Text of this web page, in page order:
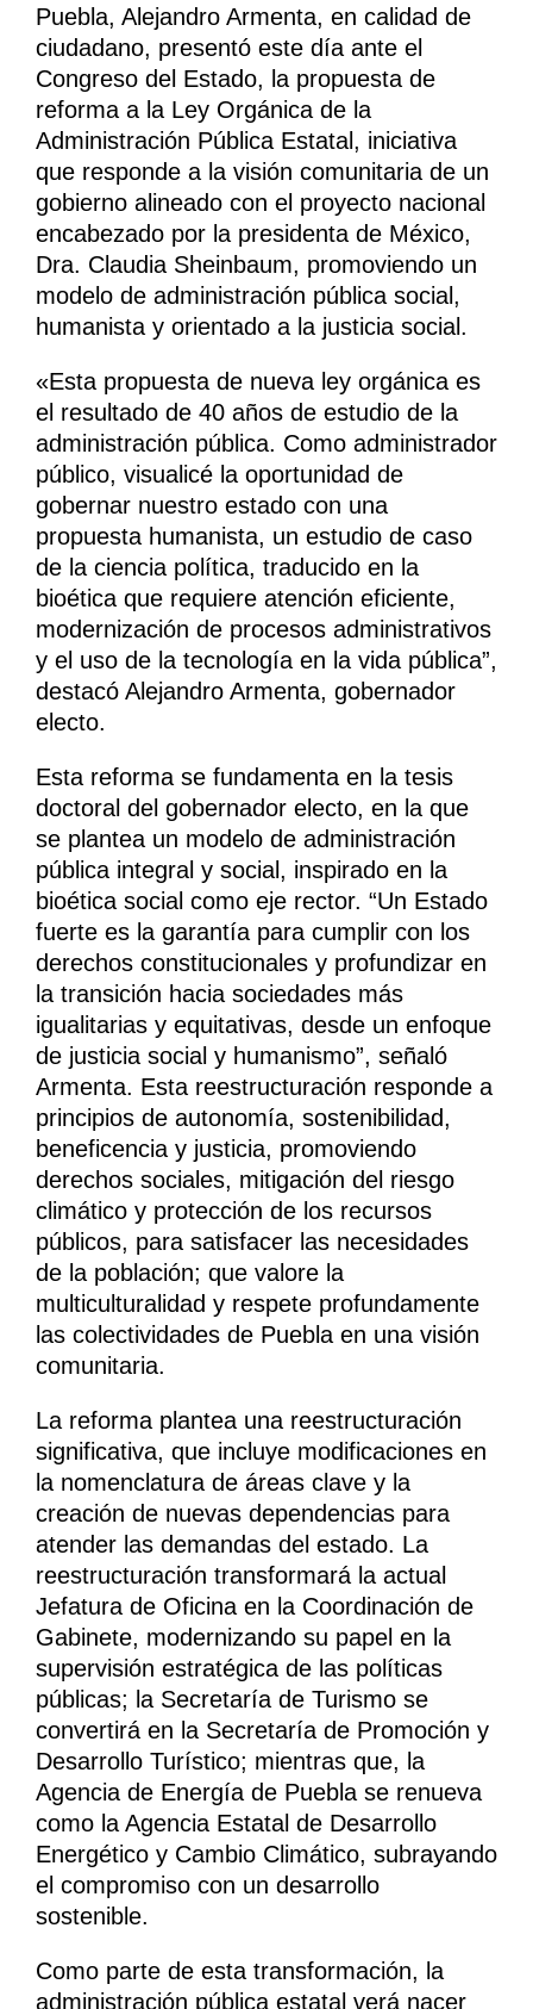
Puebla, Alejandro Armenta, en calidad de
ciudadano, presentó este día ante el
Congreso del Estado, la propuesta de
reforma a la Ley Orgánica de la
Administración Pública Estatal, iniciativa
que responde a la visión comunitaria de un
gobierno alineado con el proyecto nacional
encabezado por la presidenta de México,
Dra. Claudia Sheinbaum, promoviendo un
modelo de administración pública social,
humanista y orientado a la justicia social.
«Esta propuesta de nueva ley orgánica es
el resultado de 40 años de estudio de la
administración pública. Como administrador
público, visualicé la oportunidad de
gobernar nuestro estado con una
propuesta humanista, un estudio de caso
de la ciencia política, traducido en la
bioética que requiere atención eficiente,
modernización de procesos administrativos
y el uso de la tecnología en la vida pública”,
destacó Alejandro Armenta, gobernador
electo.
Esta reforma se fundamenta en la tesis
doctoral del gobernador electo, en la que
se plantea un modelo de administración
pública integral y social, inspirado en la
bioética social como eje rector. “Un Estado
fuerte es la garantía para cumplir con los
derechos constitucionales y profundizar en
la transición hacia sociedades más
igualitarias y equitativas, desde un enfoque
de justicia social y humanismo”, señaló
Armenta. Esta reestructuración responde a
principios de autonomía, sostenibilidad,
beneficencia y justicia, promoviendo
derechos sociales, mitigación del riesgo
climático y protección de los recursos
públicos, para satisfacer las necesidades
de la población; que valore la
multiculturalidad y respete profundamente
las colectividades de Puebla en una visión
comunitaria.
La reforma plantea una reestructuración
significativa, que incluye modificaciones en
la nomenclatura de áreas clave y la
creación de nuevas dependencias para
atender las demandas del estado. La
reestructuración transformará la actual
Jefatura de Oficina en la Coordinación de
Gabinete, modernizando su papel en la
supervisión estratégica de las políticas
públicas; la Secretaría de Turismo se
convertirá en la Secretaría de Promoción y
Desarrollo Turístico; mientras que, la
Agencia de Energía de Puebla se renueva
como la Agencia Estatal de Desarrollo
Energético y Cambio Climático, subrayando
el compromiso con un desarrollo
sostenible.
Como parte de esta transformación, la
administración pública estatal verá nacer